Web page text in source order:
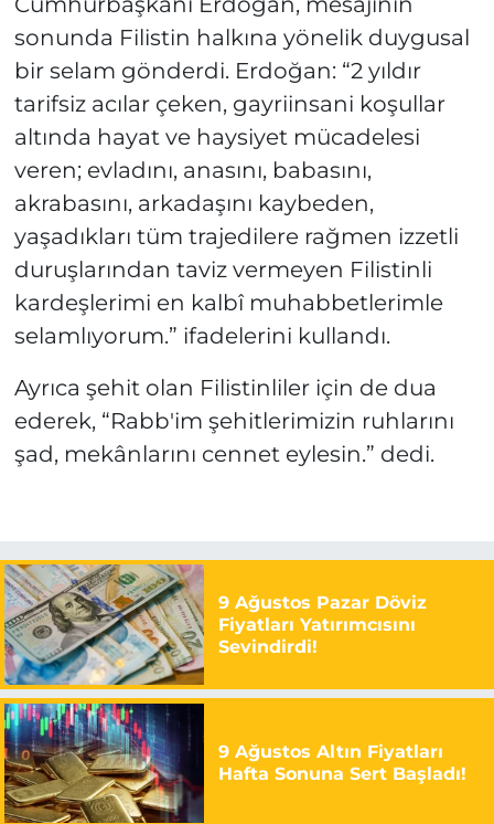
sonunda Filistin halkına yönelik duygusal
bir selam gönderdi. Erdoğan: “2 yıldır
tarifsiz acılar çeken, gayriinsani koşullar
altında hayat ve haysiyet mücadelesi
veren; evladını, anasını, babasını,
akrabasını, arkadaşını kaybeden,
yaşadıkları tüm trajedilere rağmen izzetli
duruşlarından taviz vermeyen Filistinli
kardeşlerimi en kalbî muhabbetlerimle
selamlıyorum.” ifadelerini kullandı.
Ayrıca şehit olan Filistinliler için de dua
ederek, “Rabb'im şehitlerimizin ruhlarını
şad, mekânlarını cennet eylesin.” dedi.
9 Ağustos Pazar Döviz
Fiyatları Yatırımcısını
Sevindirdi!
9 Ağustos Altın Fiyatları
Hafta Sonuna Sert Başladı!